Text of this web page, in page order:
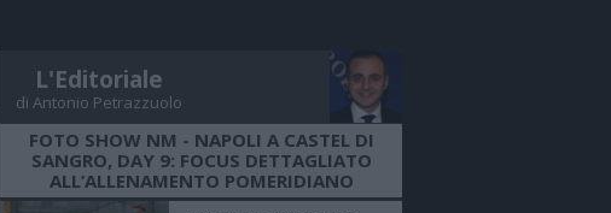
L'Editoriale
di Antonio Petrazzuolo
FOTO SHOW NM - NAPOLI A CASTEL DI
SANGRO, DAY 9: FOCUS DETTAGLIATO
ALL’ALLENAMENTO POMERIDIANO